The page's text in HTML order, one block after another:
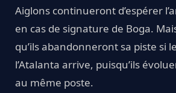
Aiglons continueront d’espérer
en cas de signature de Boga.
qu’ils abandonneront sa piste si
l’Atalanta arrive, puisqu’ils
au même poste.